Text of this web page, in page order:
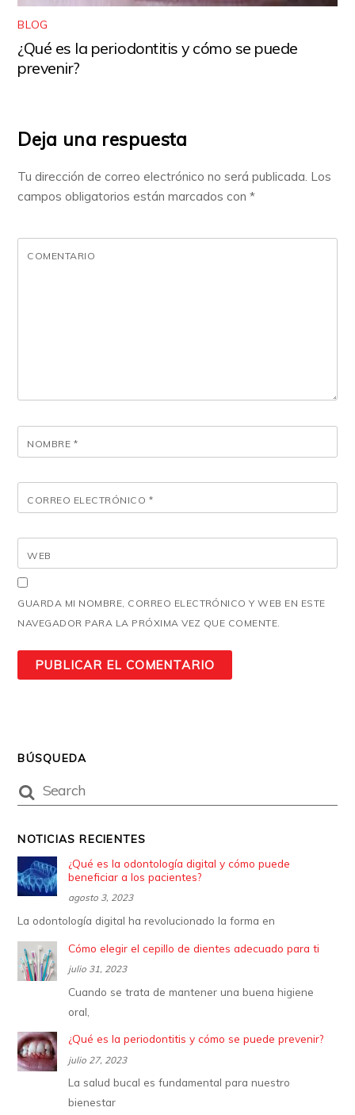
BLOG
¿Qué es la periodontitis y cómo se puede
prevenir?
Deja una respuesta
Tu dirección de correo electrónico no será publicada. Los
campos obligatorios están marcados con*
COMENTARIO
NOMBRE *
CORREO ELECTRÓNICO *
WEB
GUARDA MI NOMBRE, CORREO ELECTRÓNICO Y WEB EN ESTE
NAVEGADOR PARA LA PRÓXIMA VEZ QUE COMENTE.
BÚSQUEDA
NOTICIAS RECIENTES
¿Qué es la odontología digital y cómo puede
beneficiar a los pacientes?
agosto 3, 2023
La odontología digital ha revolucionado la forma en
Cómo elegir el cepillo de dientes adecuado para ti
julio 31, 2023
Cuando se trata de mantener una buena higiene
oral,
¿Qué es la periodontitis y cómo se puede prevenir?
julio 27, 2023
La salud bucal es fundamental para nuestro
bienestar